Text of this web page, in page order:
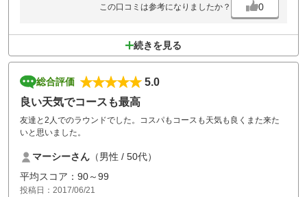
この口コミは参考になりましたか？ 0
続きを見る
総合評価
5.0
良い天気でコースも最高
友達と2人でのラウンドでした。コスパもコースも天気も良くまた来た
いと思いました。
マーシーさん （男性 / 50代）
平均スコア：90～99
投稿日：2017/06/21